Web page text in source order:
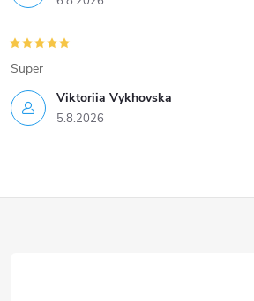
Viktoriia Vykhovska
5.8.2026
Super